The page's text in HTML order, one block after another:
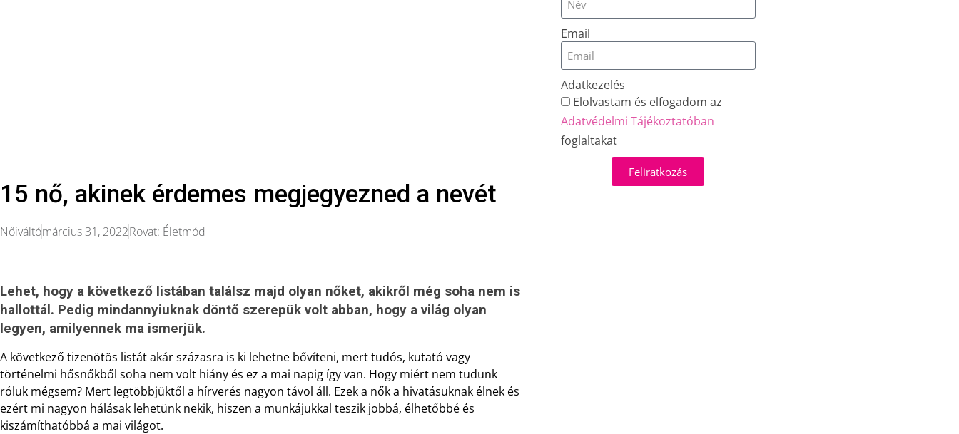
15 nő, akinek érdemes megjegyezned a nevét
Nőiváltómárcius 31, 2022Rovat: Életmód
Lehet, hogy a következő listában találsz majd olyan nőket, akikről még soha nem is
hallottál. Pedig mindannyiuknak döntő szerepük volt abban, hogy a világ olyan
legyen, amilyennek ma ismerjük.
A következő tizenötös listát akár százasra is ki lehetne bővíteni, mert tudós, kutató vagy
történelmi hősnőkből soha nem volt hiány és ez a mai napig így van. Hogy miért nem tudunk
róluk mégsem? Mert legtöbbjüktől a hírverés nagyon távol áll. Ezek a nők a hivatásuknak élnek és
ezért mi nagyon hálásak lehetünk nekik, hiszen a munkájukkal teszik jobbá, élhetőbbé és
kiszámíthatóbbá a mai világot.
Email
Adatkezelés
Elolvastam és elfogadom az
Adatvédelmi Tájékoztatóban
foglaltakat
Feliratkozás